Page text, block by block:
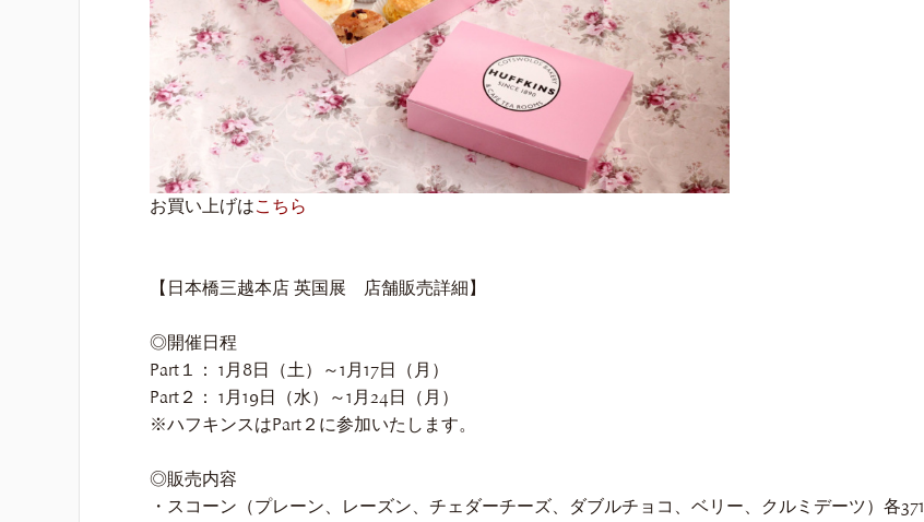
お買い上げはこちら
【日本橋三越本店 英国展 店舗販売詳細】
◎開催日程
Part１： 1月8日（土）～1月17日（月）
Part２： 1月19日（水）～1月24日（月）
※ハフキンスはPart２に参加いたします。
◎販売内容
・スコーン（プレーン、レーズン、チェダーチーズ、ダブルチョコ、ベリー、クルミデーツ）各371